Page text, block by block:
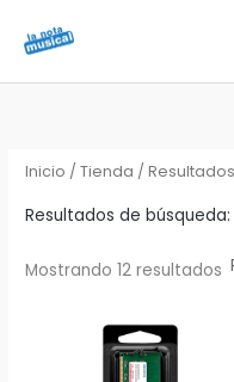
Inicio /Tienda /
Resultados de búsqueda:
Mostrando 12 resultados